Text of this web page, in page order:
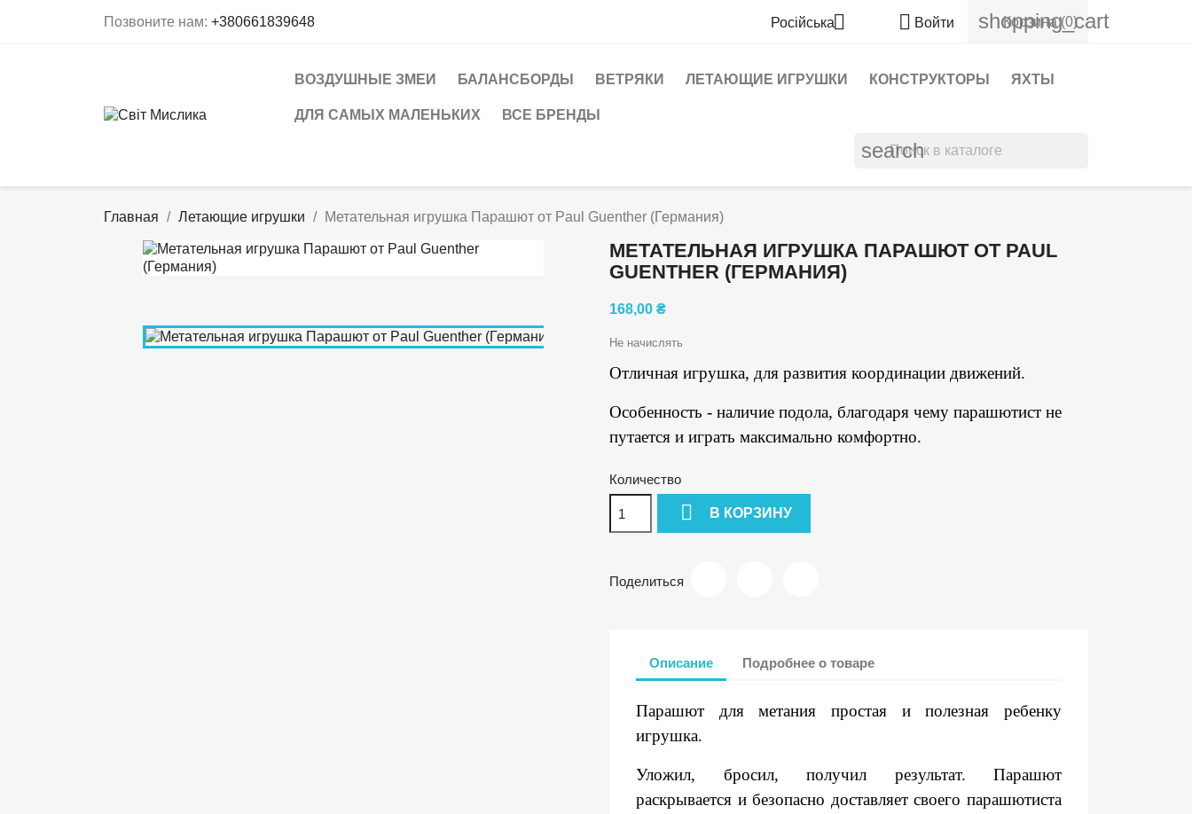
Позвоните нам: +380661839648 Російська  Войти shopping_cart
Корзина (0)
ВОЗДУШНЫЕ ЗМЕИ БАЛАНСБОРДЫ ВЕТРЯКИ ЛЕТАЮЩИЕ ИГРУШКИ КОНСТРУКТОРЫ ЯХТЫ
ДЛЯ САМЫХ МАЛЕНЬКИХ ВСЕ БРЕНДЫ
search
Главная Летающие игрушки Метательная игрушка Парашют от Paul Guenther (Германия)
МЕТАТЕЛЬНАЯ ИГРУШКА ПАРАШЮТ ОТ PAUL
GUENTHER (ГЕРМАНИЯ)
168,00 ₴
Не начислять
Отличная игрушка, для развития координации движений.
Особенность - наличие подола, благодаря чему парашютист не
путается и играть максимально комфортно.
Количество
 В КОРЗИНУ
Поделиться
Описание Подробнее о товаре
Парашют для метания простая и полезная ребенку
игрушка.
Уложил, бросил, получил результат. Парашют
раскрывается и безопасно доставляет своего парашютиста